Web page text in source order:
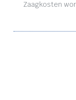
Zaagkosten